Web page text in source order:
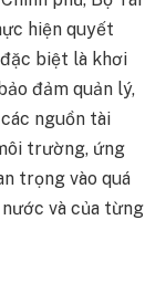
hiện quyết
biệt là khơi
đảm quản lý,
nguồn tài
trường, ứng
trọng vào quá
và của từng